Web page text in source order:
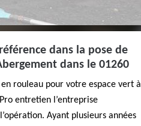
dans la pose de
dans le 01260
rouleau pour votre espace vert à
entretien l’entreprise
Ayant plusieurs années